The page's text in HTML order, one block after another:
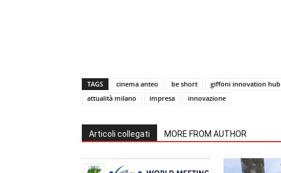
TAGS cinema anteo be short giffoni innovation hub
attualità milano
impresa innovazione
Articoli collegati MORE FROM AUTHOR